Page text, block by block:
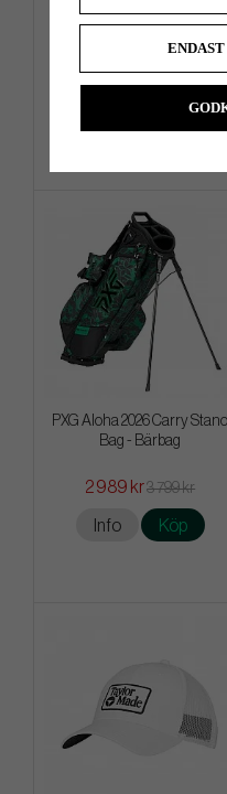
3 489 kr4 299 kr
PXG Aloha 2026 Carry Stand
Bag - Bärbag
2 989 kr3 799 kr
Info Köp